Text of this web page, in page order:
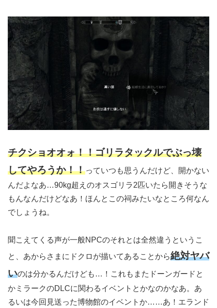
チクショオオォ！！ゴリラタックルでぶっ壊
してやろうか！！っていつも思うんだけど、開かない
んだよなあ…90kg超えのオスゴリラ2匹いたら開きそうな
もんなんだけどなあ！ほんとこの祠みたいなところ何なん
でしょうね。
聞こえてくる声が一般NPCのそれとは全然違うというこ
と、あからさまにドクロが描いてあることから絶対ヤバ
いのは分かるんだけども…！これもまたドーンガードと
かミラークのDLCに関わるイベントとかなのかなあ。あ
るいは今回見送った博物館のイベントか……あ！エランド